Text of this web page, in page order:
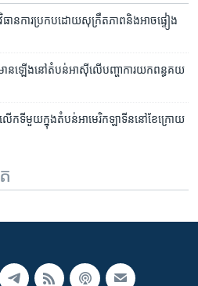
វិធានការ​ប្រកប​ដោយ​សុក្រឹត​ភាព​​និង​អាច​ផ្ទៀង
មាន​ឡើង​នៅ​តំបន់​អាស៊ី​លើ​បញ្ហា​ការ​យក​ពន្ធ​គយ​
រ​លើក​ទីមួយ​ក្នុង​តំបន់​អាមេរិក​ឡាទីន​នៅ​ខែ​ក្រោយ​